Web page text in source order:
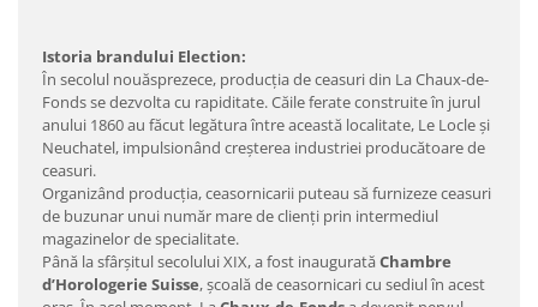
Istoria brandului Election:
În secolul nouăsprezece, producţia de ceasuri din La Chaux-de-
Fonds se dezvolta cu rapiditate. Căile ferate construite în jurul
anului 1860 au făcut legătura între această localitate, Le Locle şi
Neuchatel, impulsionând creşterea industriei producătoare de
ceasuri.
Organizând producţia, ceasornicarii puteau să furnizeze ceasuri
de buzunar unui număr mare de clienţi prin intermediul
magazinelor de specialitate.
Până la sfârşitul secolului XIX, a fost inauguratăChambre
d’Horologerie Suisse, şcoală de ceasornicari cu sediul în acest